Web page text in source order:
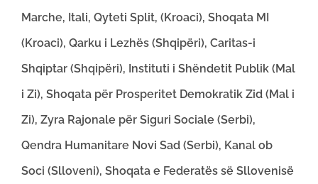
Marche, Itali, Qyteti Split, (Kroaci), Shoqata MI
(Kroaci), Qarku i Lezhës (Shqipëri), Caritas-i
Shqiptar (Shqipëri), Instituti i Shëndetit Publik (Mal
i Zi), Shoqata për Prosperitet Demokratik Zid (Mal i
Zi), Zyra Rajonale për Siguri Sociale (Serbi),
Qendra Humanitare Novi Sad (Serbi), Kanal ob
Soci (Slloveni), Shoqata e Federatës së Sllovenisë